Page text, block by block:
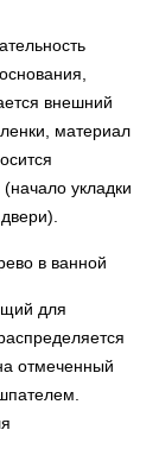
внешний
материал
укладки
для
отмеченный